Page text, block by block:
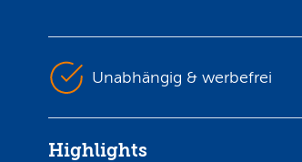
Unabhängig & werbefrei
Highlights